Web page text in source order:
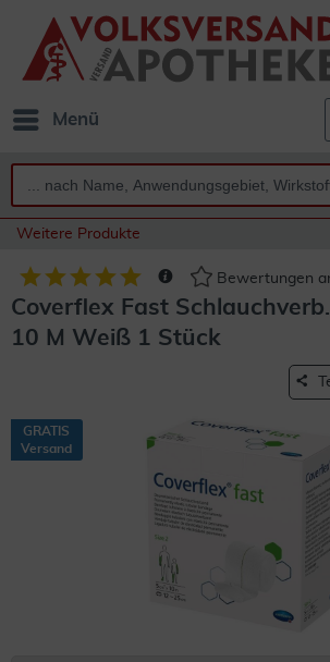
Menü
Weitere Produkte
Bewertungen
Coverflex Fast
10 M Weiß 1 Stück
GRATIS
Versand